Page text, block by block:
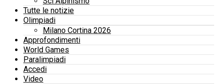
Tutte le notizie
Olimpiadi
Milano Cortina 2026
Approfondimenti
World Games
Paralimpiadi
Accedi
Video